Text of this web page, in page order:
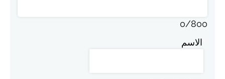
0/800
الاسم